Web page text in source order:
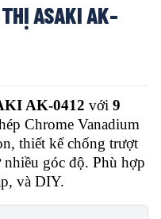
THỊ ASAKI AK-
AK-0412 với 9
Chrome Vanadium
thiết kế chống trượt
góc độ. Phù hợp
và DIY.